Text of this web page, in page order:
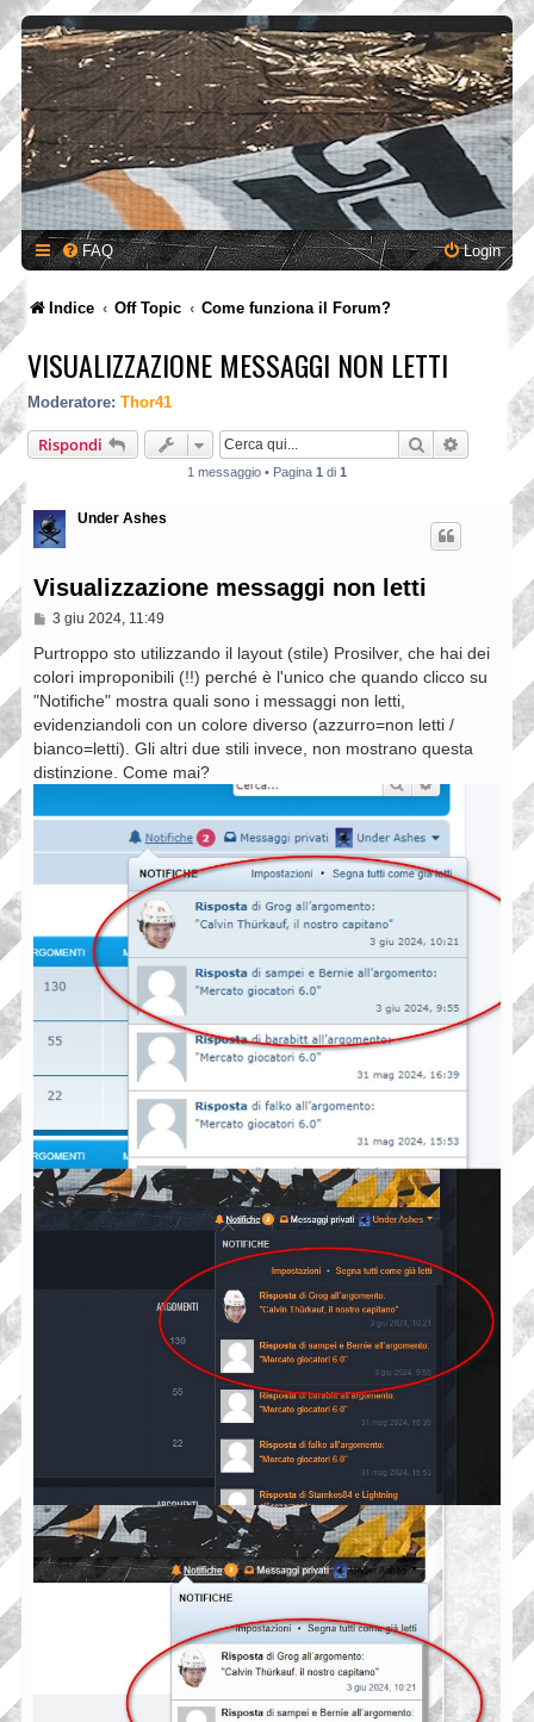
FAQ Login
Indice Off Topic Come funziona il Forum?
VISUALIZZAZIONE MESSAGGI NON LETTI
Moderatore: Thor41
Rispondi Cerca Ricerca
1 messaggio • Pagina 1 di 1
Under Ashes
Visualizzazione messaggi non letti
M
s
s
a
g
g
i
o
3 giu 2024, 11:49
Purtroppo sto utilizzando il layout (stile) Prosilver, che hai dei
colori improponibili (!!) perché è l'unico che quando clicco su
"Notifiche" mostra quali sono i messaggi non letti,
evidenziandoli con un colore diverso (azzurro=non letti /
bianco=letti). Gli altri due stili invece, non mostrano questa
distinzione. Come mai?